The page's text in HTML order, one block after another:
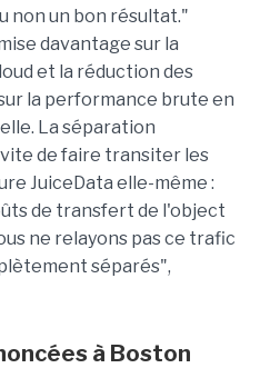
non un bon résultat."
davantage sur la
et la réduction des
la performance brute en
La séparation
de faire transiter les
JuiceData elle-même :
de transfert de l'object
ne relayons pas ce trafic
séparés",
à Boston